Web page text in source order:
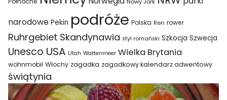
narodowe Pekin podróże Polska Ren rower
Ruhrgebiet Skandynawia styl romański Szkocja Szwecja
Unesco USA Utah Wattenmeer Wielka Brytania
wohnmobil Włochy zagadka zagadkowy kalendarz adwentowy
świątynia